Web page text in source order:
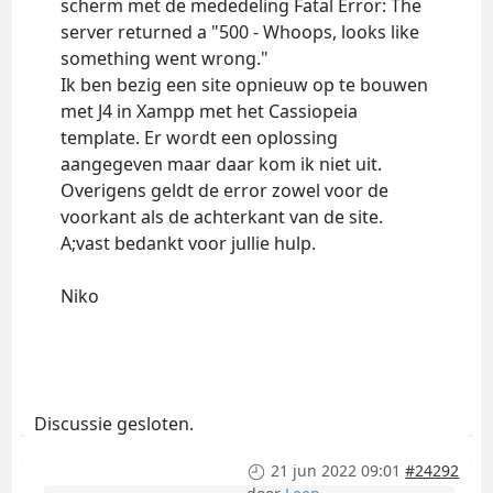
scherm met de mededeling Fatal Error: The
server returned a "500 - Whoops, looks like
something went wrong."
Ik ben bezig een site opnieuw op te bouwen
met J4 in Xampp met het Cassiopeia
template. Er wordt een oplossing
aangegeven maar daar kom ik niet uit.
Overigens geldt de error zowel voor de
voorkant als de achterkant van de site.
A;vast bedankt voor jullie hulp.
Niko
Discussie gesloten.
21 jun 2022 09:01 #24292